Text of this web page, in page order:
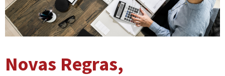
Novas Regras,